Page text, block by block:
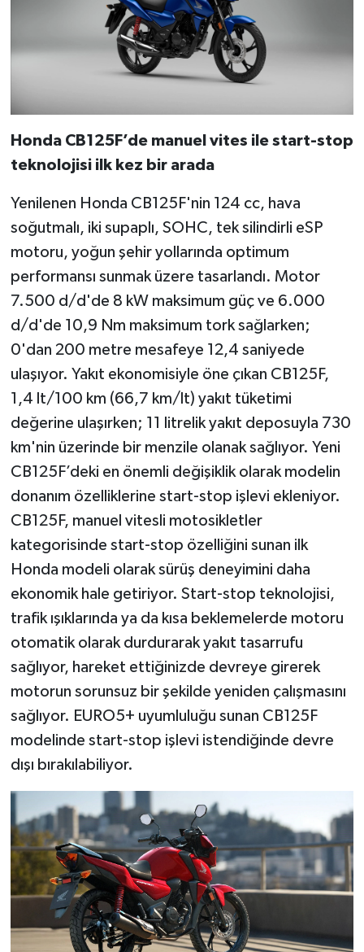
Honda CB125F’de manuel vites ile start-stop
teknolojisi ilk kez bir arada
Yenilenen Honda CB125F'nin 124 cc, hava
soğutmalı, iki supaplı, SOHC, tek silindirli eSP
motoru, yoğun şehir yollarında optimum
performansı sunmak üzere tasarlandı. Motor
7.500 d/d'de 8 kW maksimum güç ve 6.000
d/d'de 10,9 Nm maksimum tork sağlarken;
0'dan 200 metre mesafeye 12,4 saniyede
ulaşıyor. Yakıt ekonomisiyle öne çıkan CB125F,
1,4 lt/100 km (66,7 km/lt) yakıt tüketimi
değerine ulaşırken; 11 litrelik yakıt deposuyla 730
km'nin üzerinde bir menzile olanak sağlıyor. Yeni
CB125F’deki en önemli değişiklik olarak modelin
donanım özelliklerine start-stop işlevi ekleniyor.
CB125F, manuel vitesli motosikletler
kategorisinde start-stop özelliğini sunan ilk
Honda modeli olarak sürüş deneyimini daha
ekonomik hale getiriyor. Start-stop teknolojisi,
trafik ışıklarında ya da kısa beklemelerde motoru
otomatik olarak durdurarak yakıt tasarrufu
sağlıyor, hareket ettiğinizde devreye girerek
motorun sorunsuz bir şekilde yeniden çalışmasını
sağlıyor. EURO5+ uyumluluğu sunan CB125F
modelinde start-stop işlevi istendiğinde devre
dışı bırakılabiliyor.